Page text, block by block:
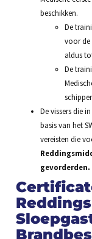
beschikken.
De
voor de
aldus
De
De vissers die
basis van het
vereisten die
gevorderden.